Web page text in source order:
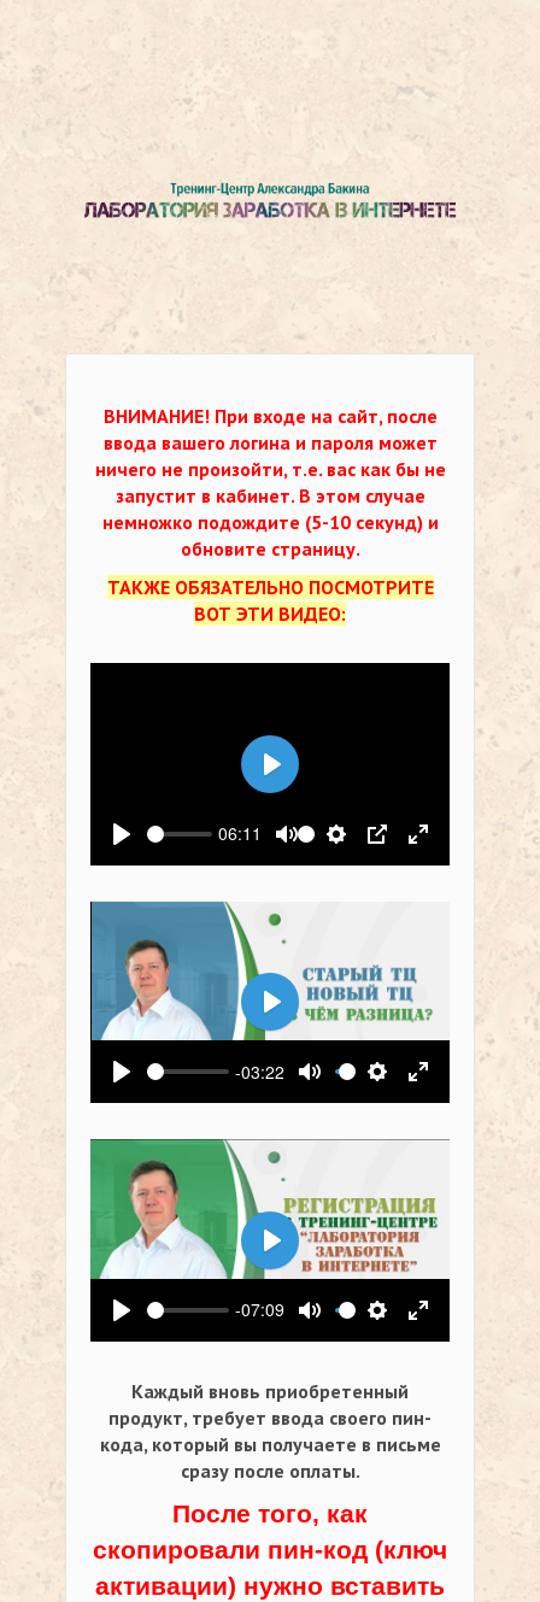
ВНИМАНИЕ! При входе на сайт, после
ввода вашего логина и пароля может
ничего не произойти, т.е. вас как бы не
запустит в кабинет. В этом случае
немножко подождите (5-10 секунд) и
обновите страницу.
ТАКЖЕ ОБЯЗАТЕЛЬНО ПОСМОТРИТЕ
ВОТ ЭТИ ВИДЕО:
Воспроизвести
06:11
Выключить звук
Настройки
PIP На весь
Воспроизвести
Воспроизвести
-03:22
Выключить звук
Настройки
На весь
Воспроизвести
Воспроизвести
-07:09
Выключить звук
Настройки
На весь
Воспроизвести
Каждый вновь приобретенный
продукт, требует ввода своего пин-
кода, который вы получаете в письме
сразу после оплаты.
После того, как
скопировали пин-код (ключ
активации) нужно вставить